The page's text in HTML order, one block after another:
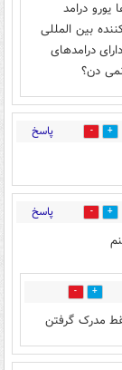
درامد
بین المللی
درامدهای
دن؟
34 پاسخ
33 پاسخ
0
مدرک گرفتن